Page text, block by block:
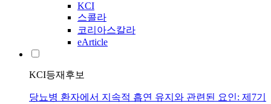
KCI
스콜라
코리아스칼라
eArticle
KCI등재후보
당뇨병 환자에서 지속적 흡연 유지와 관련된 요인: 제7기